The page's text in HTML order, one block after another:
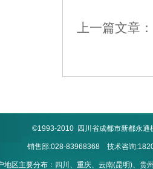
上一篇文章
©1993-2010 四川省成都市新都永
销售部:028-83968368 技术咨询
地区主要分布：四川、重庆、云南(昆明)、贵